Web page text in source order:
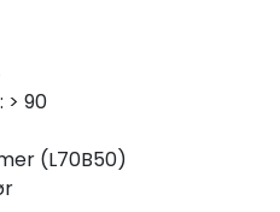
> 90
(L70B50)